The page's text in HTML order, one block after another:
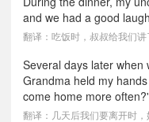
and we had a good
翻译：吃饭时，叔叔给我们讲
Several days later when
Grandma held my
come home more often?'
翻译：几天后我们要离开时